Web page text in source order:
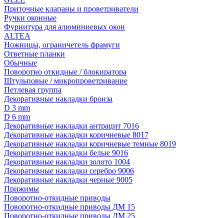
Приточные клапаны и проветриватели
Ручки оконные
Фурнитура для алюминиевых окон
ALTEA
Ножницы, ограничетель фрамуги
Ответные планки
Обычные
Поворотно откидные / блокиратора
Штульповые / микропроветривание
Петлевая группа
Декоративные накладки бронза
D 3 mm
D 6 mm
Декоративные накладки антрацит 7016
Декоративные накладки коричневые 8017
Декоративные накладки коричневые темные 8019
Декоративные накладки белые 9016
Декоративные накладки золото 1004
Декоративные накладки серебро 9006
Декоративные накладки черные 9005
Прижимы
Поворотно-откидные приводы
Поворотно-откидные приводы ДМ 15
Поворотно-откидные приводы ДМ 25